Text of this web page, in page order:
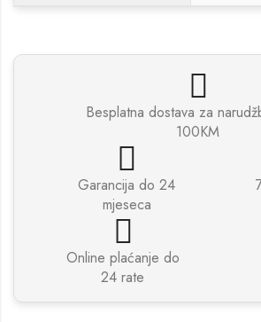
Besplatna dostava za
100KM
Garancija do 24
mjeseca
Online plaćanje do
24 rate